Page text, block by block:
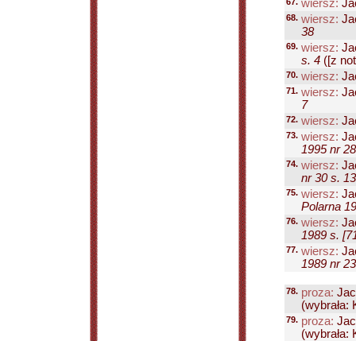
wiersz:
68. wiersz:
38
69. wiersz:
s. 4 ([z
70. wiersz:
71. wiersz:
7
72. wiersz:
73. wiersz:
1995 nr
74. wiersz:
nr 30 s. 13
75. wiersz:
Polarna
76. wiersz:
1989 s.
77. wiersz:
1989 nr
78. proza:
(wybrała:
79. proza: